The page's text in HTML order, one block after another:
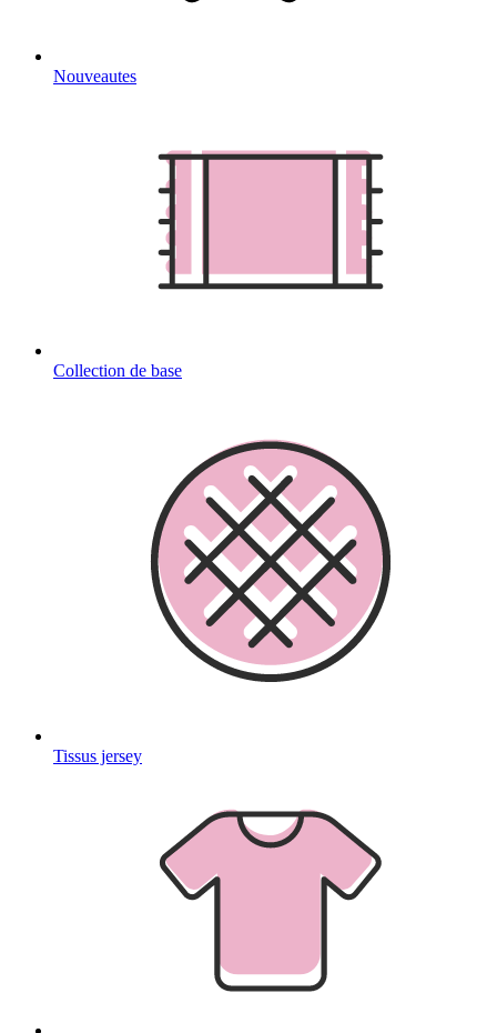
Nouveautes
Collection de base
Tissus jersey